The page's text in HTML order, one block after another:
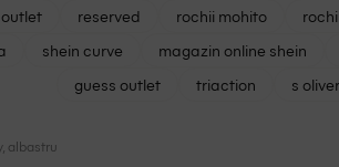
reserved rochii mohito
shein curve magazin online shein
guess outlet
triaction s
albastru